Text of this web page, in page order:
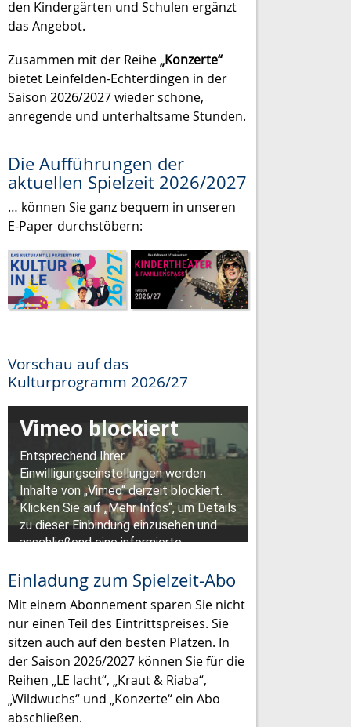
den Kindergärten und Schulen ergänzt
das Angebot.
Zusammen mit der Reihe„Konzerte“
bietet Leinfelden-Echterdingen in der
Saison 2026/2027 wieder schöne,
anregende und unterhaltsame Stunden.
Die Aufführungen der
aktuellen Spielzeit 2026/2027
… können Sie ganz bequem in unseren
E-Paper durchstöbern:
Vorschau auf das
Kulturprogramm 2026/27
Einladung zum Spielzeit-Abo
Mit einem Abonnement sparen Sie nicht
nur einen Teil des Eintrittspreises. Sie
sitzen auch auf den besten Plätzen. In
der Saison 2026/2027 können Sie für die
Reihen „LE lacht“, „Kraut & Riaba“,
„Wildwuchs“ und „Konzerte“ ein Abo
abschließen.